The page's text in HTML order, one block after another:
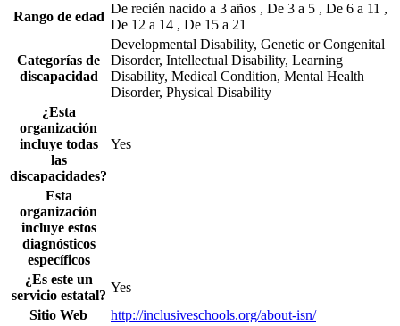
Rango de edad
De recién nacido a 3 años , De 3 a 5 , De 6 a 11 ,
De 12 a 14 , De 15 a 21
Categorías de
discapacidad
Developmental Disability, Genetic or Congenital
Disorder, Intellectual Disability, Learning
Disability, Medical Condition, Mental Health
Disorder, Physical Disability
¿Esta
organización
incluye todas
las
discapacidades?
Yes
Esta
organización
incluye estos
diagnósticos
específicos
¿Es este un
servicio estatal?
Yes
Sitio Web
http://inclusiveschools.org/about-isn/